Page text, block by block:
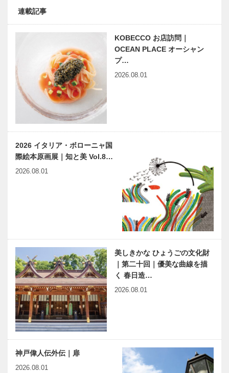
連載記事
KOBECCO お店訪問｜
OCEAN PLACE オーシャン
プ…
2026.08.01
2026 イタリア・ボローニャ国
際絵本原画展｜知と美 Vol.8…
2026.08.01
美しきかな ひょうごの文化財
｜第二十回｜優美な曲線を描
く 春日造…
2026.08.01
神戸偉人伝外伝｜扉
2026.08.01